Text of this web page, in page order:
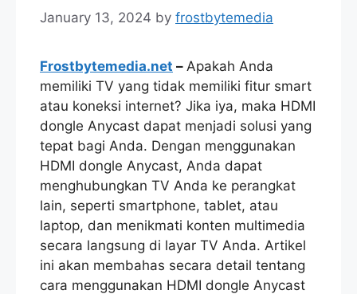
January 13, 2024 by frostbytemedia
Frostbytemedia.net – Apakah Anda
memiliki TV yang tidak memiliki fitur smart
atau koneksi internet? Jika iya, maka HDMI
dongle Anycast dapat menjadi solusi yang
tepat bagi Anda. Dengan menggunakan
HDMI dongle Anycast, Anda dapat
menghubungkan TV Anda ke perangkat
lain, seperti smartphone, tablet, atau
laptop, dan menikmati konten multimedia
secara langsung di layar TV Anda. Artikel
ini akan membahas secara detail tentang
cara menggunakan HDMI dongle Anycast